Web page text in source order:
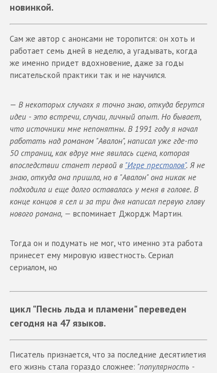
новинкой.
Сам же автор с анонсами не торопится: он хоть и
работает семь дней в неделю, а угадывать, когда
же именно придет вдохновение, даже за годы
писательской практики так и не научился.
— В некоторых случаях я точно знаю, откуда берутся
идеи - это встречи, случаи, личный опыт. Но бывает,
что источники мне непонятны. В 1991 году я начал
работать над романом "Авалон", написал уже где-то
50 страниц, как вдруг мне явилась сцена, которая
впоследствии станет первой в "Игре престолов". Я не
знаю, откуда она пришла, но в "Авалон" она никак не
подходила и еще долго оставалась у меня в голове. В
конце концов я сел и за три дня написал первую главу
нового романа, — вспоминает Джордж Мартин.
Тогда он и подумать не мог, что именно эта работа
принесет ему мировую известность. Сериал
сериалом, но
цикл "Песнь льда и пламени" переведен
сегодня на 47 языков.
Писатель признается, что за последние десятилетия
его жизнь стала гораздо сложнее: "популярность -